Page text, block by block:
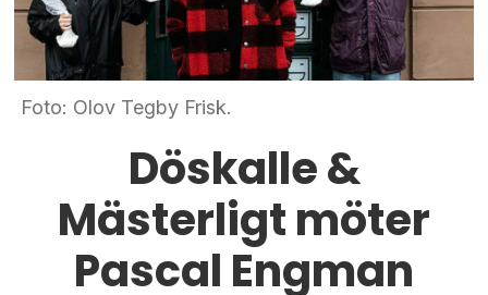
Foto: Olov Tegby Frisk.
Döskalle &
Mästerligt möter
Pascal Engman